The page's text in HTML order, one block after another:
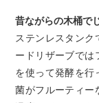
昔ながらの木桶で
ステンレスタンク
ードリザーブでは
を使って発酵を行
菌がフルーティー